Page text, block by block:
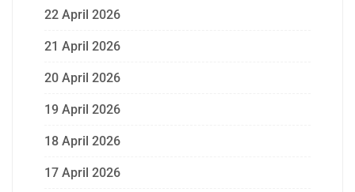
22 April 2026
21 April 2026
20 April 2026
19 April 2026
18 April 2026
17 April 2026